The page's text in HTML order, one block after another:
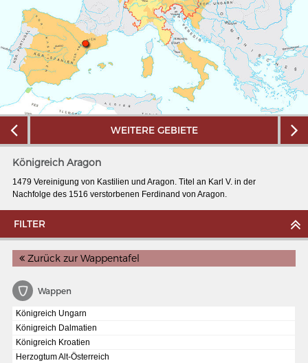
SCHIFFSTYPEN
Entwicklungen im europäischen Schiffbau
MERIANS DEUTSCHLAND 1642 - 1654
Interaktive Karte
FILTER
Zurück zur Wappentafel
Wappen
Königreich Ungarn
Königreich Dalmatien
Königreich Kroatien
Herzogtum Alt-Österreich
WEITERE GEBIETE
Königreich Aragon
1479 Vereinigung von Kastilien und Aragon. Titel an Karl V. in der
Nachfolge des 1516 verstorbenen Ferdinand von Aragon.